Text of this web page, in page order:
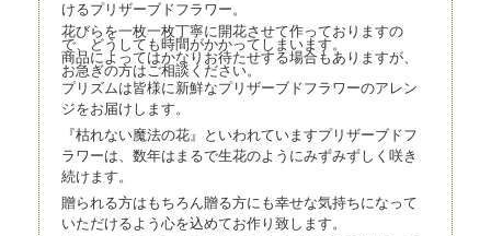
けるプリザーブドフラワー。
花びらを一枚一枚丁寧に開花させて作っておりますの
で、どうしても時間がかかってしまいます。
商品によってはかなりお待たせする場合もありますが、
お急ぎの方はご相談ください。
プリズムは皆様に新鮮なプリザーブドフラワーのアレン
ジをお届けします。
『枯れない魔法の花』といわれていますプリザーブドフ
ラワーは、数年はまるで生花のようにみずみずしく咲き
続けます。
贈られる方はもちろん贈る方にも幸せな気持ちになって
いただけるよう心を込めてお作り致します。